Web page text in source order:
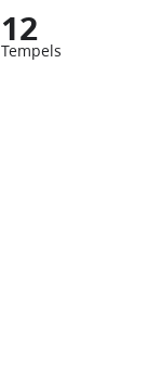
12
Tempels